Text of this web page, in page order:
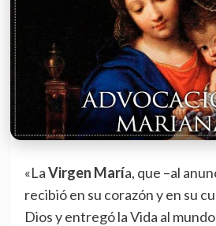
«LaVirgen María, que –al
recibió en su corazón y en su
Dios y entregó la Vida al